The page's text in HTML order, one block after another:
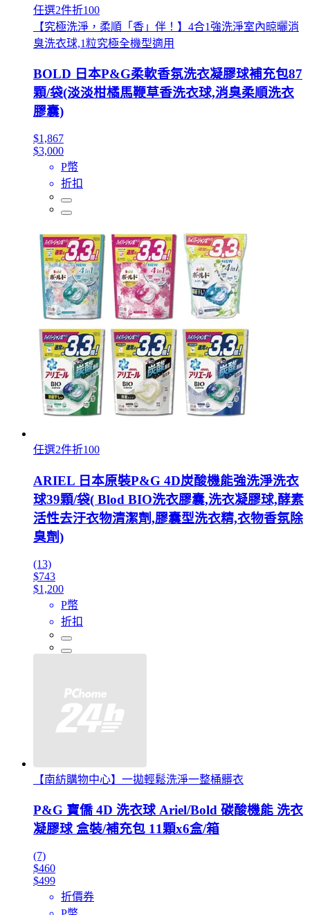
任選2件折100
【究極洗淨，柔順「香」伴！】4合1強洗淨室內晾曬消
臭洗衣球,1粒究極全機型適用
BOLD 日本P&G柔軟香氛洗衣凝膠球補充包87
顆/袋(淡淡柑橘馬鞭草香洗衣球,消臭柔順洗衣
膠囊)
$1,867
$3,000
P幣
折扣
任選2件折100
ARIEL 日本原裝P&G 4D炭酸機能強洗淨洗衣
球39顆/袋( Blod BIO洗衣膠囊,洗衣凝膠球,酵素
活性去汙衣物清潔劑,膠囊型洗衣精,衣物香氛除
臭劑)
(13)
$743
$1,200
P幣
折扣
【南紡購物中心】一拋輕鬆洗淨一整桶髒衣
P&G 寶僑 4D 洗衣球 Ariel/Bold 碳酸機能 洗衣
凝膠球 盒裝/補充包 11顆x6盒/箱
(7)
$460
$499
折價券